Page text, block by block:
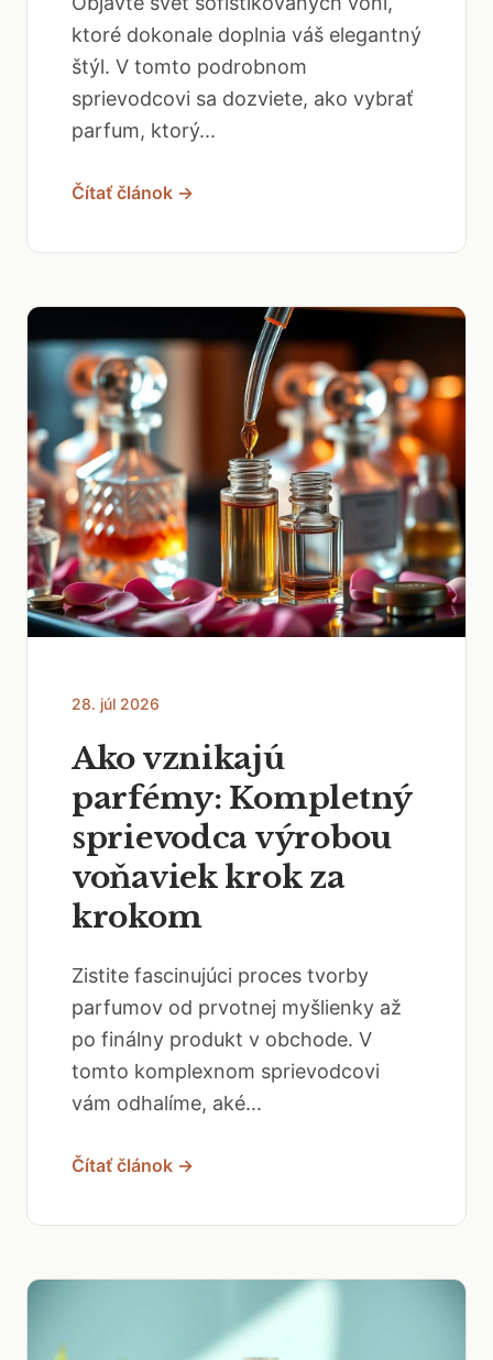
ktoré dokonale doplnia váš elegantný
štýl. V tomto podrobnom
sprievodcovi sa dozviete, ako vybrať
parfum, ktorý...
Čítať článok →
28. júl 2026
Ako vznikajú
parfémy: Kompletný
sprievodca výrobou
voňaviek krok za
krokom
Zistite fascinujúci proces tvorby
parfumov od prvotnej myšlienky až
po finálny produkt v obchode. V
tomto komplexnom sprievodcovi
vám odhalíme, aké...
Čítať článok →